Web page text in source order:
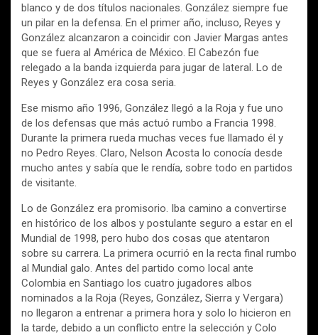
blanco y de dos títulos nacionales. González siempre fue
un pilar en la defensa. En el primer año, incluso, Reyes y
González alcanzaron a coincidir con Javier Margas antes
que se fuera al América de México. El Cabezón fue
relegado a la banda izquierda para jugar de lateral. Lo de
Reyes y González era cosa seria.
Ese mismo año 1996, González llegó a la Roja y fue uno
de los defensas que más actuó rumbo a Francia 1998.
Durante la primera rueda muchas veces fue llamado él y
no Pedro Reyes. Claro, Nelson Acosta lo conocía desde
mucho antes y sabía que le rendía, sobre todo en partidos
de visitante.
Lo de González era promisorio. Iba camino a convertirse
en histórico de los albos y postulante seguro a estar en el
Mundial de 1998, pero hubo dos cosas que atentaron
sobre su carrera. La primera ocurrió en la recta final rumbo
al Mundial galo. Antes del partido como local ante
Colombia en Santiago los cuatro jugadores albos
nominados a la Roja (Reyes, González, Sierra y Vergara)
no llegaron a entrenar a primera hora y solo lo hicieron en
la tarde, debido a un conflicto entre la selección y Colo